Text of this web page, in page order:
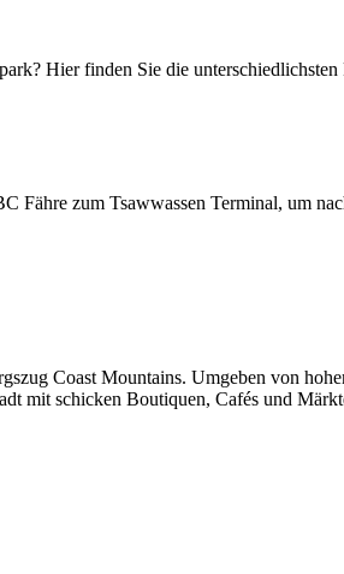
Hier finden Sie die
Fähre zum Tsawwassen Terminal, um
Coast Mountains. Umgeben von
mit schicken Boutiquen, Cafés und